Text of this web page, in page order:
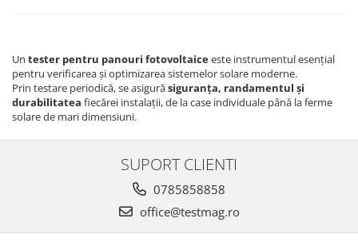
Un tester pentru panouri fotovoltaiceeste instrumentul esențial
pentru verificarea și optimizarea sistemelor solare moderne.
Prin testare periodică, se asigurăsiguranța, randamentul și
durabilitatea fiecărei instalații, de la case individuale până la ferme
solare de mari dimensiuni.
SUPORT CLIENTI
0785858858
office@testmag.ro